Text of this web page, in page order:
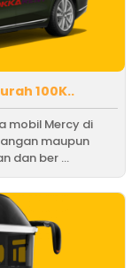
100K..
mobil Mercy di
maupun
dan ber ...